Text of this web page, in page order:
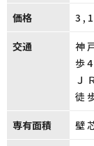
価格
交通
神
歩
Ｊ
徒
専有面積 壁